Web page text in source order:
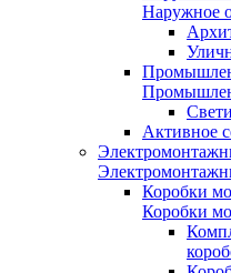
Наружное
Активное
Коробки
Коробки